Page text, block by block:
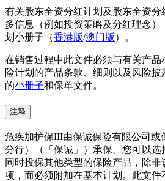
有关股东全资分红计划及股东全资
多信息（例如投资策略及分红理念
划小册子（香港版/澳门版 ）。
在销售过程中此文件必须与有关产
险计划的产品条款、细则以及风险披
的小册子和保单文件。
注释
危疾加护保III由保诚保险有限公司或
分行）（「保诚」）承保。您可以
同时投保其他类型的保险产品，除
项，而必须附加在基本计划。此文